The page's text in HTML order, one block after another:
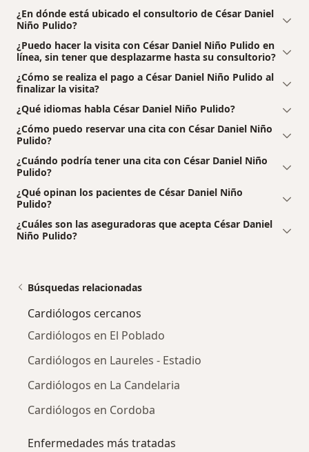
¿En dónde está ubicado el consultorio de César Daniel
Niño Pulido?
¿Puedo hacer la visita con César Daniel Niño Pulido en
línea, sin tener que desplazarme hasta su consultorio?
¿Cómo se realiza el pago a César Daniel Niño Pulido al
finalizar la visita?
¿Qué idiomas habla César Daniel Niño Pulido?
¿Cómo puedo reservar una cita con César Daniel Niño
Pulido?
¿Cuándo podría tener una cita con César Daniel Niño
Pulido?
¿Qué opinan los pacientes de César Daniel Niño
Pulido?
¿Cuáles son las aseguradoras que acepta César Daniel
Niño Pulido?
Búsquedas relacionadas
Cardiólogos cercanos
Cardiólogos en El Poblado
Cardiólogos en Laureles - Estadio
Cardiólogos en La Candelaria
Cardiólogos en Cordoba
Enfermedades más tratadas